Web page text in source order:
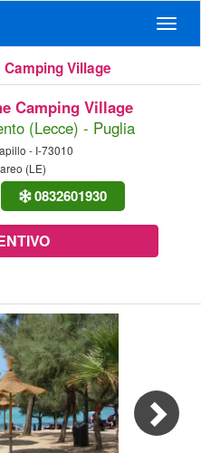
Village
Camping Village
(Lecce) - Puglia
- I-73010
(LE)
0832601930